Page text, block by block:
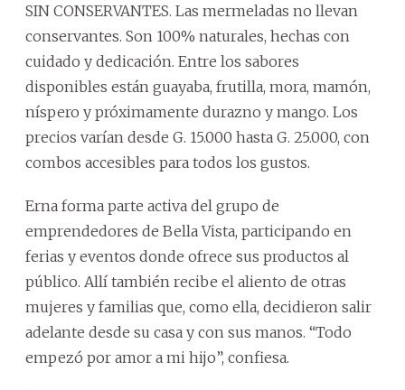
SIN CONSERVANTES. Las mermeladas no llevan
conservantes. Son 100% naturales, hechas con
cuidado y dedicación. Entre los sabores
disponibles están guayaba, frutilla, mora, mamón,
níspero y próximamente durazno y mango. Los
precios varían desde G. 15.000 hasta G. 25.000, con
combos accesibles para todos los gustos.
Erna forma parte activa del grupo de
emprendedores de Bella Vista, participando en
ferias y eventos donde ofrece sus productos al
público. Allí también recibe el aliento de otras
mujeres y familias que, como ella, decidieron salir
adelante desde su casa y con sus manos. “Todo
empezó por amor a mi hijo”, confiesa.